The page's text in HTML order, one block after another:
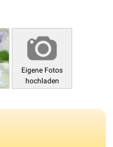
Eigene Fotos
hochladen